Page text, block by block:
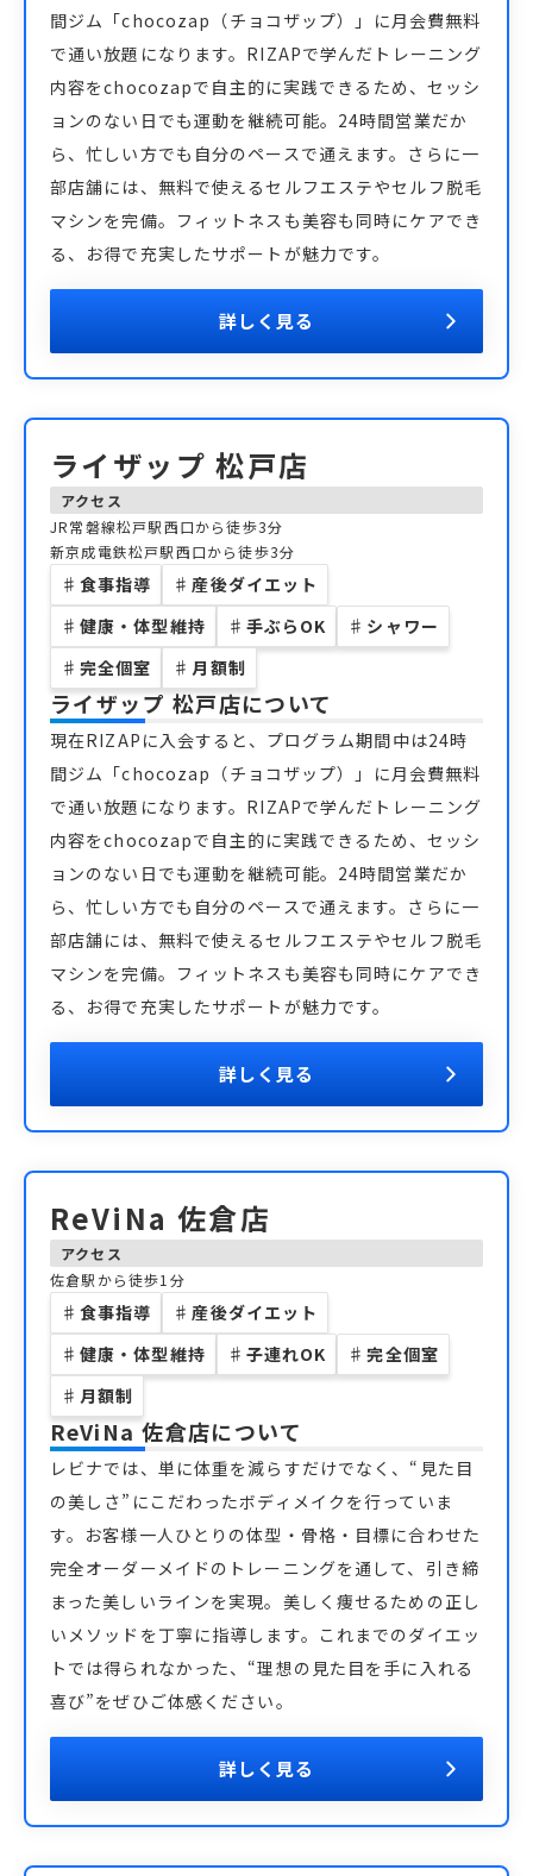
間ジム「chocozap（チョコザップ）」に月会費無料
で通い放題になります。RIZAPで学んだトレーニング
内容をchocozapで自主的に実践できるため、セッシ
ョンのない日でも運動を継続可能。24時間営業だか
ら、忙しい方でも自分のペースで通えます。さらに一
部店舗には、無料で使えるセルフエステやセルフ脱毛
マシンを完備。フィットネスも美容も同時にケアでき
る、お得で充実したサポートが魅力です。
詳しく見る
ライザップ 松戸店
アクセス
JR常磐線松戸駅西口から徒歩3分
新京成電鉄松戸駅西口から徒歩3分
♯ 食事指導 ♯ 産後ダイエット
♯ 健康・体型維持 ♯ 手ぶらOK ♯ シャワー
♯ 完全個室 ♯ 月額制
ライザップ 松戸店について
現在RIZAPに入会すると、プログラム期間中は24時
間ジム「chocozap（チョコザップ）」に月会費無料
で通い放題になります。RIZAPで学んだトレーニング
内容をchocozapで自主的に実践できるため、セッシ
ョンのない日でも運動を継続可能。24時間営業だか
ら、忙しい方でも自分のペースで通えます。さらに一
部店舗には、無料で使えるセルフエステやセルフ脱毛
マシンを完備。フィットネスも美容も同時にケアでき
る、お得で充実したサポートが魅力です。
詳しく見る
ReViNa 佐倉店
アクセス
佐倉駅から徒歩1分
♯ 食事指導 ♯ 産後ダイエット
♯ 健康・体型維持 ♯ 子連れOK ♯ 完全個室
♯ 月額制
ReViNa 佐倉店について
レビナでは、単に体重を減らすだけでなく、“見た目
の美しさ”にこだわったボディメイクを行っていま
す。お客様一人ひとりの体型・骨格・目標に合わせた
完全オーダーメイドのトレーニングを通して、引き締
まった美しいラインを実現。美しく痩せるための正し
いメソッドを丁寧に指導します。これまでのダイエッ
トでは得られなかった、“理想の見た目を手に入れる
喜び”をぜひご体感ください。
詳しく見る